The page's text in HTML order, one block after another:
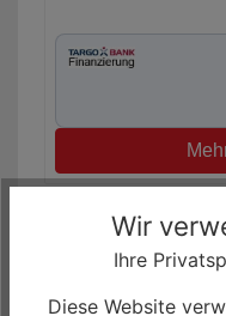
Wir
Ihre
Diese Website